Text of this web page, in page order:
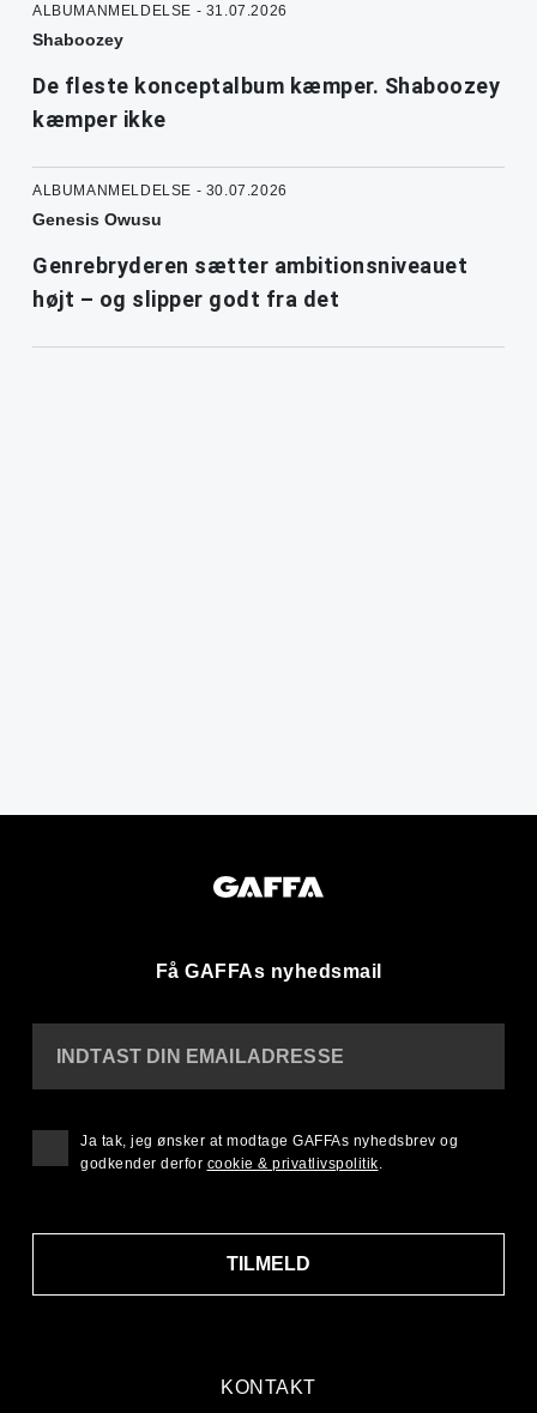
ALBUMANMELDELSE - 31.07.2026
Shaboozey
De fleste konceptalbum kæmper. Shaboozey
kæmper ikke
ALBUMANMELDELSE - 30.07.2026
Genesis Owusu
Genrebryderen sætter ambitionsniveauet
højt – og slipper godt fra det
Få GAFFAs nyhedsmail
KONTAKT
INDTAST DIN EMAILADRESSE
TILMELD
Ja tak, jeg ønsker at modtage GAFFAs nyhedsbrev og
godkender derfor cookie & privatlivspolitik.